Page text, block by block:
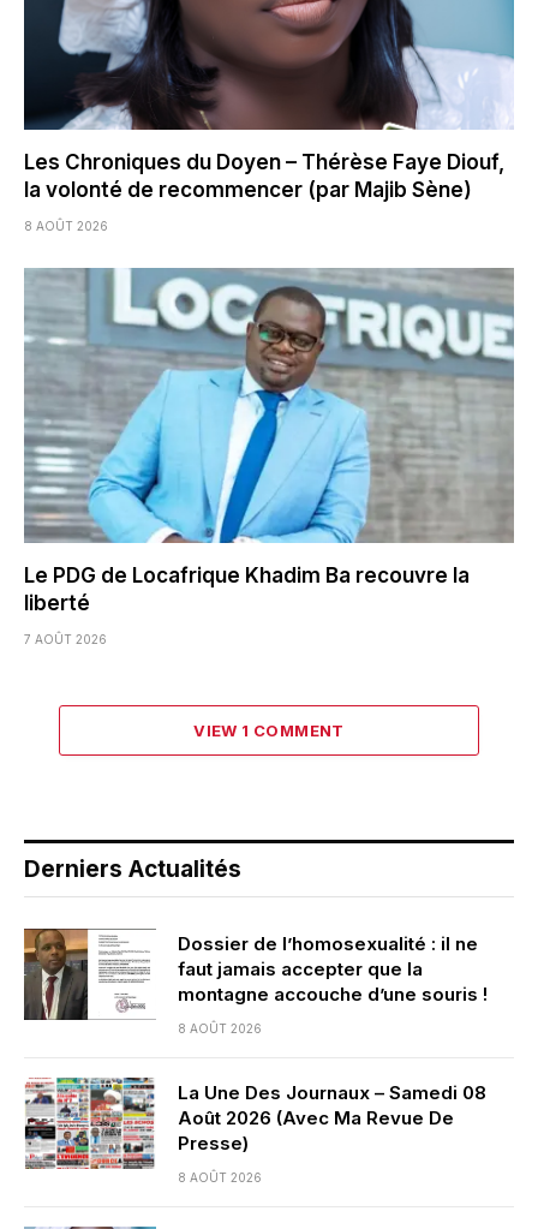
Les Chroniques du Doyen – Thérèse Faye Diouf,
la volonté de recommencer (par Majib Sène)
8 AOÛT 2026
Le PDG de Locafrique Khadim Ba recouvre la
liberté
7 AOÛT 2026
VIEW 1 COMMENT
Derniers Actualités
Dossier de l’homosexualité : il ne
faut jamais accepter que la
montagne accouche d’une souris !
8 AOÛT 2026
La Une Des Journaux – Samedi 08
Août 2026 (Avec Ma Revue De
Presse)
8 AOÛT 2026